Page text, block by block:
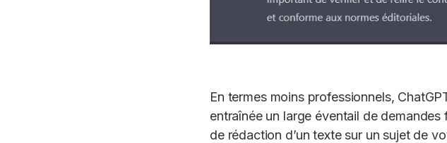
En termes moins professionnels,
entraînée un large éventail de
de rédaction d’un texte sur un sujet de